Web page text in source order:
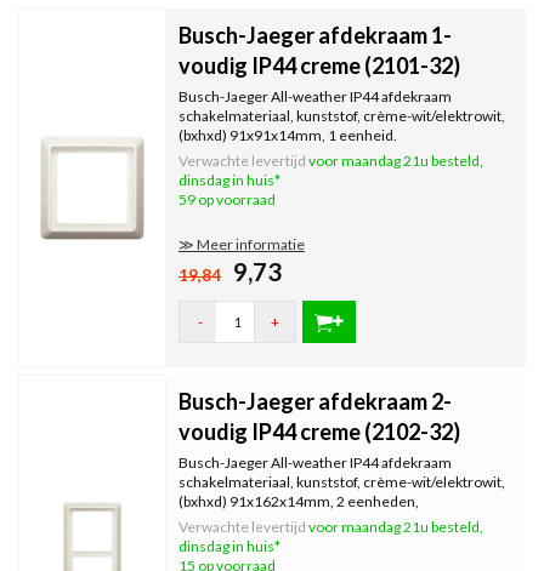
Busch-Jaeger afdekraam 1-
voudig IP44 creme (2101-32)
Busch-Jaeger All-weather IP44 afdekraam
schakelmateriaal, kunststof, crème-wit/elektrowit,
(bxhxd) 91x91x14mm, 1 eenheid.
Verwachte levertijd voor maandag 21u besteld,
dinsdag in huis*
59 op voorraad
≫ Meer informatie
19,84 9,73
- +
Busch-Jaeger afdekraam 2-
voudig IP44 creme (2102-32)
Busch-Jaeger All-weather IP44 afdekraam
schakelmateriaal, kunststof, crème-wit/elektrowit,
(bxhxd) 91x162x14mm, 2 eenheden,
montagerichting horizontaal en...
Verwachte levertijd voor maandag 21u besteld,
dinsdag in huis*
15 op voorraad